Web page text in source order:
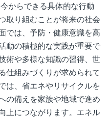
からできる具体的な行動
取り組むことが将来の社会
では、予防・健康意識を高
動の積極的な実践が重要で
術や多様な知識の習得、世
仕組みづくりが求められて
は、省エネやリサイクルを
の備えを家族や地域で進め
上につながります。エネル